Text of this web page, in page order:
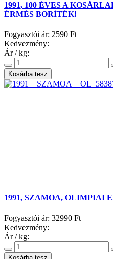
1991, 100 ÉVES A
ÉRMÉS BORÍTÉK!
Fogyasztói ár: 2590 Ft
Kedvezmény:
Ár / kg:
1991, SZAMOA, OLIMPIAI
Fogyasztói ár: 32990 Ft
Kedvezmény:
Ár / kg: